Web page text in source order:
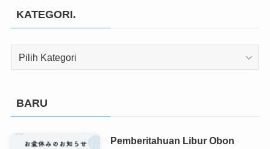
KATEGORI.
KATEGORI.
BARU
Pemberitahuan Libur Obon